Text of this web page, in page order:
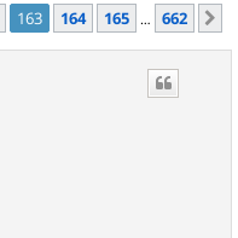
163 164 165 … 662